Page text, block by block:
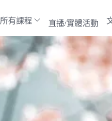
所有課程 直播/實體活動